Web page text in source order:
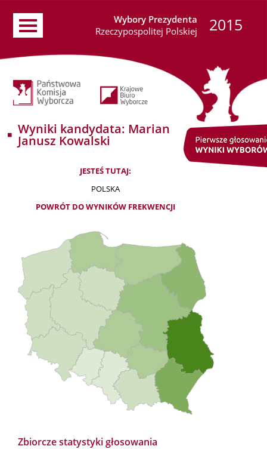
Wybory Prezydenta
Rzeczypospolitej Polskiej
2015
Wyniki kandydata: Marian
Janusz Kowalski
JESTEŚ TUTAJ:
POLSKA
POWRÓT DO WYNIKÓW FREKWENCJI
Zbiorcze statystyki głosowania